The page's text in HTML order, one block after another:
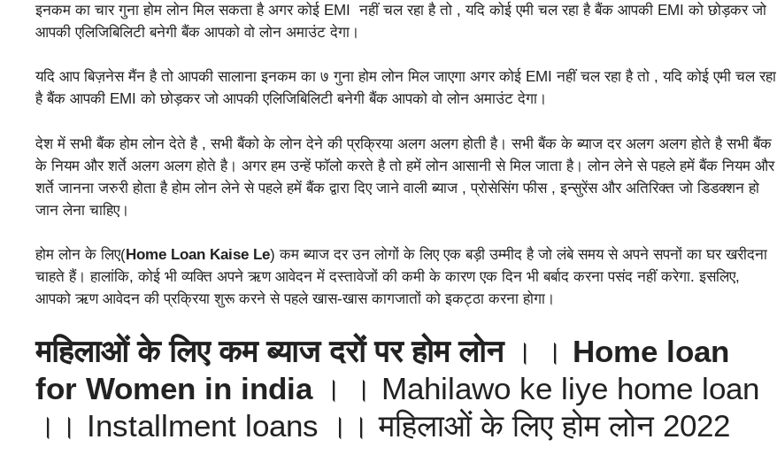
इनकम का चार गुना होम लोन मिल सकता है अगर कोई EMI नहीं चल रहा है तो , यदि कोई एमी चल रहा है बैंक आपकी EMI को छोड़कर जो
आपकी एलिजिबिलिटी बनेगी बैंक आपको वो लोन अमाउंट देगा।
यदि आप बिज़नेस मैंन है तो आपकी सालाना इनकम का ७ गुना होम लोन मिल जाएगा अगर कोई EMI नहीं चल रहा है तो , यदि कोई एमी चल रहा
है बैंक आपकी EMI को छोड़कर जो आपकी एलिजिबिलिटी बनेगी बैंक आपको वो लोन अमाउंट देगा।
देश में सभी बैंक होम लोन देते है , सभी बैंको के लोन देने की प्रक्रिया अलग अलग होती है। सभी बैंक के ब्याज दर अलग अलग होते है सभी बैंक
के नियम और शर्ते अलग अलग होते है। अगर हम उन्हें फॉलो करते है तो हमें लोन आसानी से मिल जाता है। लोन लेने से पहले हमें बैंक नियम और
शर्ते जानना जरुरी होता है होम लोन लेने से पहले हमें बैंक द्वारा दिए जाने वाली ब्याज , प्रोसेसिंग फीस , इन्सुरेंस और अतिरिक्त जो डिडक्शन हो
जान लेना चाहिए।
होम लोन के लिए(Home Loan Kaise Le) कम ब्याज दर उन लोगों के लिए एक बड़ी उम्मीद है जो लंबे समय से अपने सपनों का घर खरीदना
चाहते हैं। हालांकि, कोई भी व्यक्ति अपने ऋण आवेदन में दस्तावेजों की कमी के कारण एक दिन भी बर्बाद करना पसंद नहीं करेगा. इसलिए,
आपको ऋण आवेदन की प्रक्रिया शुरू करने से पहले खास-खास कागजातों को इकट्ठा करना होगा।
महिलाओं के लिए कम ब्याज दरों पर होम लोन। । Home loan
for Women in india। । Mahilawo ke liye home loan
।। Installment loans ।। महिलाओं के लिए होम लोन 2022